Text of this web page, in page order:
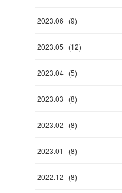
2023.06 (9)
2023.05 (12)
2023.04 (5)
2023.03 (8)
2023.02 (8)
2023.01 (8)
2022.12 (8)